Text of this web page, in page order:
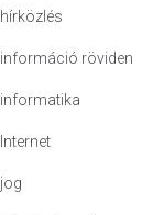
hírközlés
információ röviden
informatika
Internet
jog